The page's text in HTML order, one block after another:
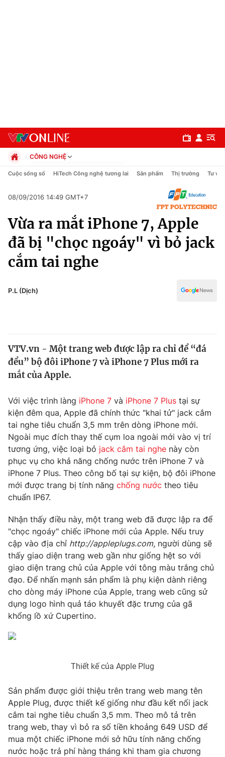
Chính trị
Xã hội
Pháp luật
Thế giới
Tin tức
Câu chuyện quốc tế
Kinh tế
Tài chính
Thị trường
Góc doanh nghiệp
Dữ liệu và đời sống
Truyền hình
Phim VTV
Hậu trường
Nhân vật
Khán giả
Giải sao mai
Giải trí
Điện ảnh
Âm nhạc
Sao
Đời sống
Làm đẹp
Chất lượng cuộc sống
Giáo dục
Tuyển sinh
Học trực tuyến
Công nghệ
Hitech Công nghệ tương lai
Sản phẩm
Thị trường
Tư vấn
Giao lưu trực tuyến
Lịch phát sóng
Podcast
Photo Infographic
Video Shorts video
VTV Money VTV Thể thao
CÔNG NGHỆ
Chính trị
Pháp luật
Thể thao
Truyền hình
Văn hóa - Giải trí
Y tế
Công nghệ
Cuộc sống số HiTech Công nghệ tương lai Sản phẩm Thị trường Tư vấn
08/09/2016 14:49 GMT+7
Vừa ra mắt iPhone 7, Apple
đã bị "chọc ngoáy" vì bỏ jack
cắm tai nghe
P.L (Dịch)
VTV.vn - Một trang web được lập ra chỉ để “đá
đểu” bộ đôi iPhone 7 và iPhone 7 Plus mới ra
mắt của Apple.
Với việc trình làng iPhone 7 và iPhone 7 Plus tại sự
kiện đêm qua, Apple đã chính thức "khai tử" jack cắm
tai nghe tiêu chuẩn 3,5 mm trên dòng iPhone mới.
Ngoài mục đích thay thế cụm loa ngoài mới vào vị trí
tương ứng, việc loại bỏ jack cắm tai nghe này còn
phục vụ cho khả năng chống nước trên iPhone 7 và
iPhone 7 Plus. Theo công bố tại sự kiện, bộ đôi iPhone
mới được trang bị tính năng chống nước theo tiêu
chuẩn IP67.
Nhận thấy điều này, một trang web đã được lập ra để
"chọc ngoáy" chiếc iPhone mới của Apple. Nếu truy
cập vào địa chỉ http://appleplugs.com, người dùng sẽ
thấy giao diện trang web gần như giống hệt so với
giao diện trang chủ của Apple với tông màu trắng chủ
đạo. Để nhấn mạnh sản phẩm là phụ kiện dành riêng
cho dòng máy iPhone của Apple, trang web cũng sử
dụng logo hình quả táo khuyết đặc trưng của gã
khổng lồ xứ Cupertino.
Thiết kế của Apple Plug
Sản phẩm được giới thiệu trên trang web mang tên
Apple Plug, được thiết kế giống như đầu kết nối jack
cắm tai nghe tiêu chuẩn 3,5 mm. Theo mô tả trên
trang web, thay vì bỏ ra số tiền khoảng 649 USD để
mua một chiếc iPhone mới sở hữu tính năng chống
nước hoặc trả phí hàng tháng khi tham gia chương